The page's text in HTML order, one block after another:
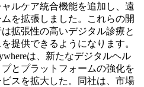
ルケア統合機能を追加し、遠
を拡張しました。これらの開
拡張性の高いデジタル診療と
提供できるようになります。
は、新たなデジタルヘル
とプラットフォームの強化を
スを拡大した。同社は、市場